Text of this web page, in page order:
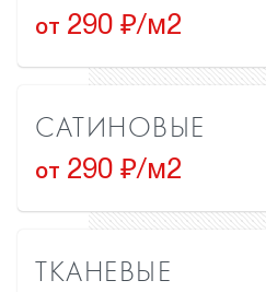
от 290 ₽/м2
САТИНОВЫЕ
от 290 ₽/м2
ТКАНЕВЫЕ